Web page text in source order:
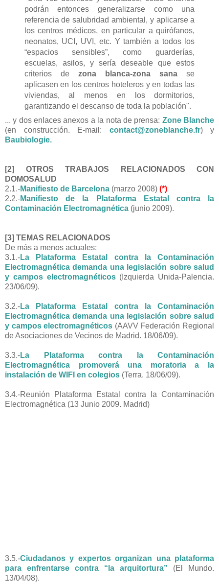
podrán entonces generalizarse como una
referencia de salubridad ambiental, y aplicarse a
los centros médicos, en particular a quirófanos,
neonatos, UCI, UVI, etc. Y también a todos los
“espacios sensibles”, como guarderías,
escuelas, asilos, y sería deseable que estos
criterios de zona blanca-zona sana se
aplicasen en los centros hoteleros y en todas las
viviendas, al menos en los dormitorios,
garantizando el descanso de toda la población".
... y dos enlaces anexos a la nota de prensa: Zone Blanche
(en construcción. E-mail: contact@zoneblanche.fr) y
Baubiologie.
[2] OTROS TRABAJOS RELACIONADOS CON
DOMOSALUD
2.1.-Manifiesto de Barcelona (marzo 2008) (*)
2.2.-Manifiesto de la Plataforma Estatal contra la
Contaminación Electromagnética (junio 2009).
[3] TEMAS RELACIONADOS
De más a menos actuales:
3.1.-La Plataforma Estatal contra la Contaminación
Electromagnética demanda una legislación sobre salud
y campos electromagnéticos (Izquierda Unida-Palencia.
23/06/09).
3.2.-La Plataforma Estatal contra la Contaminación
Electromagnética demanda una legislación sobre salud
y campos electromagnéticos (AAVV Federación Regional
de Asociaciones de Vecinos de Madrid. 18/06/09).
3.3.-La Plataforma contra la Contaminación
Electromagnética promoverá una moratoria a la
instalación de WIFI en colegios (Terra. 18/06/09).
3.4.-Reunión Plataforma Estatal contra la Contaminación
Electromagnética (13 Junio 2009. Madrid)
3.5.-Ciudadanos y expertos organizan una plataforma
para enfrentarse contra “la arquitortura” (El Mundo.
13/04/08).